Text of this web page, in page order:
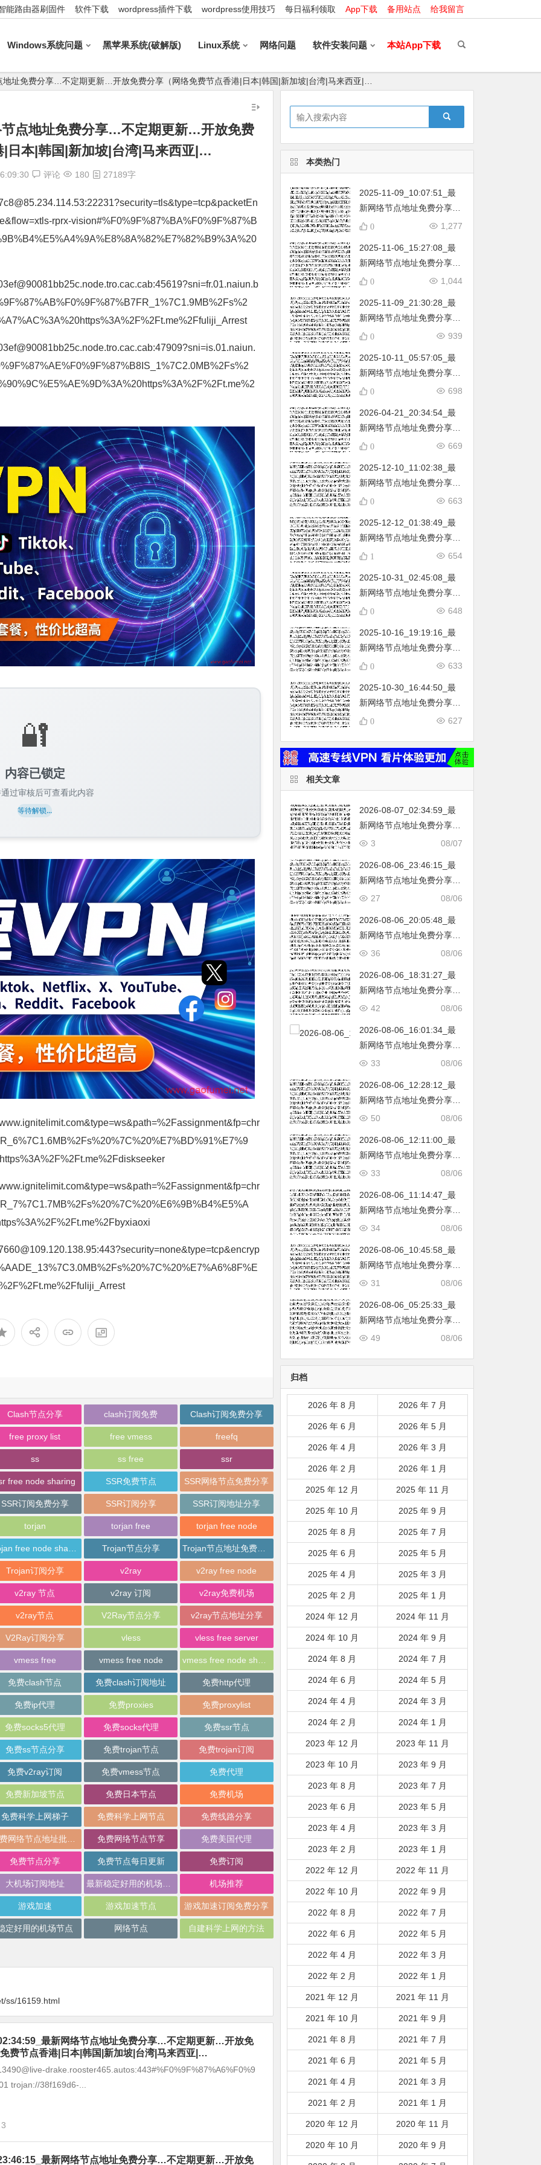
能路由器刷固件 软件下载 wordpress插件下载 wordpress使用技巧 每日福利领取 App下载 备用站点 给我留言
Windows系统问题 黑苹果系统(破解版) Linux系统 网络问题 软件安装问题 本站App下载
址免费分享…不定期更新…开放免费分享（网络免费节点香港|日本|韩国|新加坡|台湾|马来西亚|…
节点地址免费分享…不定期更新…开放免费
|日本|韩国|新加坡|台湾|马来西亚|…
评论 180 27189字
rprx-vision#%F0%9F%87%BA%F0%9F%87%B
🔐
内容已锁定
过审核后可查看此内容
等待解锁...
Clash节点分享 clash订阅免费 Clash订阅免费分享
free proxy list free vmess freefq
ss ss free ssr
free node sharing SSR免费节点 SSR网络节点免费分享
SSR订阅免费分享 SSR订阅分享 SSR订阅地址分享
torjan torjan free torjan free node
Trojan节点分享
Trojan订阅分享 v2ray v2ray free node
v2ray 节点 v2ray 订阅 v2ray免费机场
v2ray节点 V2Ray节点分享 v2ray节点地址分享
V2Ray订阅分享 vless vless free server
vmess free vmess free node
免费clash节点 免费clash订阅地址 免费http代理
免费ip代理 免费proxies 免费proxylist
免费socks5代理 免费socks代理 免费ssr节点
免费ss节点分享 免费trojan节点 免费trojan订阅
免费v2ray订阅 免费vmess节点 免费代理
免费新加坡节点 免费日本节点 免费机场
免费科学上网梯子 免费科学上网节点 免费线路分享
免费网络节点节享 免费美国代理
免费节点分享 免费节点每日更新 免费订阅
大机场订阅地址 机场推荐
游戏加速 游戏加速节点 游戏加速订阅免费分享
定好用的机场节点 网络节点 自建科学上网的方法
ss/16159.html
最新网络节点地址免费分享…不定期更新…开放免
费节点香港|日本|韩国|新加坡|台湾|马来西亚|…
drake.rooster465.autos:443#%F0%9F%87%A6%F0%9
trojan://38f169d6-...
3
最新网络节点地址免费分享…不定期更新…开放免
本类热门
2025-11-09_10:07:51_最
新网络节点地址免费分享…
不定期更新…开放免费分享
韩国|新加坡|台湾|马来西亚|
…
1,277
0
2025-11-06_15:27:08_最
新网络节点地址免费分享…
不定期更新…开放免费分享
韩国|新加坡|台湾|马来西亚|
…
1,044
0
2025-11-09_21:30:28_最
新网络节点地址免费分享…
不定期更新…开放免费分享
韩国|新加坡|台湾|马来西亚|
…
939
0
2025-10-11_05:57:05_最
新网络节点地址免费分享…
不定期更新…开放免费分享
韩国|新加坡|台湾|马来西亚|
…
698
0
2026-04-21_20:34:54_最
新网络节点地址免费分享…
不定期更新…开放免费分享
韩国|新加坡|台湾|马来西亚|
…
669
0
2025-12-10_11:02:38_最
新网络节点地址免费分享…
不定期更新…开放免费分享
韩国|新加坡|台湾|马来西亚|
…
663
0
2025-12-12_01:38:49_最
新网络节点地址免费分享…
不定期更新…开放免费分享
韩国|新加坡|台湾|马来西亚|
…
654
1
2025-10-31_02:45:08_最
新网络节点地址免费分享…
不定期更新…开放免费分享
韩国|新加坡|台湾|马来西亚|
…
648
0
2025-10-16_19:19:16_最
新网络节点地址免费分享…
不定期更新…开放免费分享
韩国|新加坡|台湾|马来西亚|
…
633
0
2025-10-30_16:44:50_最
新网络节点地址免费分享…
不定期更新…开放免费分享
韩国|新加坡|台湾|马来西亚|
…
627
0
相关文章
2026-08-07_02:34:59_最
新网络节点地址免费分享…
不定期更新…开放免费分享
韩国|新加坡|台湾|马来西亚|
…
08/07
3
2026-08-06_23:46:15_最
新网络节点地址免费分享…
不定期更新…开放免费分享
韩国|新加坡|台湾|马来西亚|
…
08/06
27
2026-08-06_20:05:48_最
新网络节点地址免费分享…
不定期更新…开放免费分享
韩国|新加坡|台湾|马来西亚|
…
08/06
36
2026-08-06_18:31:27_最
新网络节点地址免费分享…
不定期更新…开放免费分享
韩国|新加坡|台湾|马来西亚|
…
08/06
42
2026-08-06_16:01:34_最
新网络节点地址免费分享…
不定期更新…开放免费分享
韩国|新加坡|台湾|马来西亚|
…
08/06
33
2026-08-06_12:28:12_最
新网络节点地址免费分享…
不定期更新…开放免费分享
韩国|新加坡|台湾|马来西亚|
…
08/06
50
2026-08-06_12:11:00_最
新网络节点地址免费分享…
不定期更新…开放免费分享
韩国|新加坡|台湾|马来西亚|
…
08/06
33
2026-08-06_11:14:47_最
新网络节点地址免费分享…
不定期更新…开放免费分享
韩国|新加坡|台湾|马来西亚|
…
08/06
34
2026-08-06_10:45:58_最
新网络节点地址免费分享…
不定期更新…开放免费分享
韩国|新加坡|台湾|马来西亚|
…
08/06
31
2026-08-06_05:25:33_最
新网络节点地址免费分享…
不定期更新…开放免费分享
韩国|新加坡|台湾|马来西亚|
08/06
49
归档
2026 年 8 月 2026 年 7 月
2026 年 6 月 2026 年 5 月
2026 年 4 月 2026 年 3 月
2026 年 2 月 2026 年 1 月
2025 年 12 月 2025 年 11 月
2025 年 10 月 2025 年 9 月
2025 年 8 月 2025 年 7 月
2025 年 6 月 2025 年 5 月
2025 年 4 月 2025 年 3 月
2025 年 2 月 2025 年 1 月
2024 年 12 月 2024 年 11 月
2024 年 10 月 2024 年 9 月
2024 年 8 月 2024 年 7 月
2024 年 6 月 2024 年 5 月
2024 年 4 月 2024 年 3 月
2024 年 2 月 2024 年 1 月
2023 年 12 月 2023 年 11 月
2023 年 10 月 2023 年 9 月
2023 年 8 月 2023 年 7 月
2023 年 6 月 2023 年 5 月
2023 年 4 月 2023 年 3 月
2023 年 2 月 2023 年 1 月
2022 年 12 月 2022 年 11 月
2022 年 10 月 2022 年 9 月
2022 年 8 月 2022 年 7 月
2022 年 6 月 2022 年 5 月
2022 年 4 月 2022 年 3 月
2022 年 2 月 2022 年 1 月
2021 年 12 月 2021 年 11 月
2021 年 10 月 2021 年 9 月
2021 年 8 月 2021 年 7 月
2021 年 6 月 2021 年 5 月
2021 年 4 月 2021 年 3 月
2021 年 2 月 2021 年 1 月
2020 年 12 月 2020 年 11 月
2020 年 10 月 2020 年 9 月